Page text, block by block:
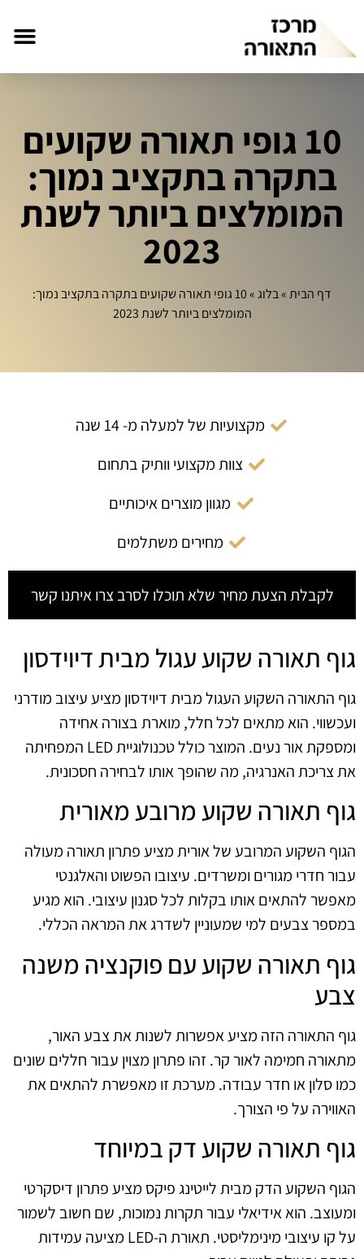
10 גופי תאורה שקועים
בתקרה בתקציב נמוך:
המומלצים ביותר לשנת
2023
דף הבית»בלוג»
10 גופי תאורה שקועים בתקרה בתקציב נמוך:
המומלצים ביותר לשנת 2023
מקצועיות של למעלה מ- 14 שנה
צוות מקצועי וותיק בתחום
מגוון מוצרים איכותיים
מחירים משתלמים
לקבלת הצעת מחיר שלא תוכלו לסרב צרו איתנו קשר
גוף תאורה שקוע עגול מבית דיוידסון
גוף התאורה השקוע העגול מבית דיוידסון מציע עיצוב מודרני
ועכשווי. הוא מתאים לכל חלל, מוארת בצורה אחידה
ומספקת אור נעים. המוצר כולל טכנולוגיית LED המפחיתה
את צריכת האנרגיה, מה שהופך אותו לבחירה חסכונית.
גוף תאורה שקוע מרובע מאורית
הגוף השקוע המרובע של אורית מציע פתרון תאורה מעולה
עבור חדרי מגורים ומשרדים. עיצובו הפשוט והאלגנטי
מאפשר להתאים אותו בקלות לכל סגנון עיצובי. הוא מגיע
במספר צבעים למי שמעוניין לשדרג את המראה הכללי.
גוף תאורה שקוע עם פוקנציה משנה
צבע
גוף התאורה הזה מציע אפשרות לשנות את צבע האור,
מתאורה חמימה לאור קר. זהו פתרון מצוין עבור חללים שונים
כמו סלון או חדר עבודה. מערכת זו מאפשרת להתאים את
האווירה על פי הצורך.
גוף תאורה שקוע דק במיוחד
הגוף השקוע הדק מבית לייטינג פיקס מציע פתרון דיסקרטי
ומעוצב. הוא אידיאלי עבור תקרות נמוכות, שם חשוב לשמור
על קו עיצובי מינימליסטי. תאורת ה-LED מציעה עמידות